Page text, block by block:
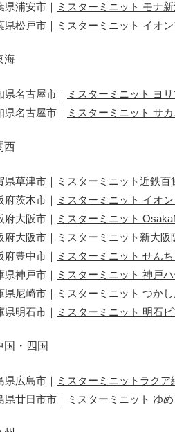
県浦安市｜ ミスターミニット モナ
県松戸市｜ ミスターミニット イオ
海
県名古屋市｜ ミスターミニット ヨ
県名古屋市｜ ミスターミニット サ
西
県草津市｜ ミスターミニット近鉄百
府茨木市｜ ミスターミニット イオ
府大阪市｜ ミスターミニット
府大阪市｜ ミスターミニット新大阪
府豊中市｜ ミスターミニット せん
県神戸市｜ ミスターミニット 神戸
県尼崎市｜ ミスターミニット つか
県明石市｜ ミスターミニット 明石
国・四国
県広島市｜ ミスターミニットラクア
県廿日市市｜ ミスターミニット ゆ